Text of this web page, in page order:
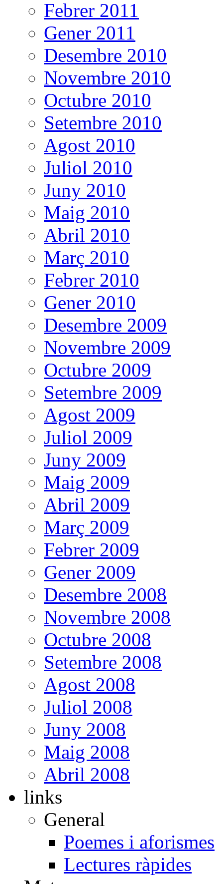
Febrer 2011
Gener 2011
Desembre 2010
Novembre 2010
Octubre 2010
Setembre 2010
Agost 2010
Juliol 2010
Juny 2010
Maig 2010
Abril 2010
Març 2010
Febrer 2010
Gener 2010
Desembre 2009
Novembre 2009
Octubre 2009
Setembre 2009
Agost 2009
Juliol 2009
Juny 2009
Maig 2009
Abril 2009
Març 2009
Febrer 2009
Gener 2009
Desembre 2008
Novembre 2008
Octubre 2008
Setembre 2008
Agost 2008
Juliol 2008
Juny 2008
Maig 2008
Abril 2008
links
General
Poemes i aforismes
Lectures ràpides